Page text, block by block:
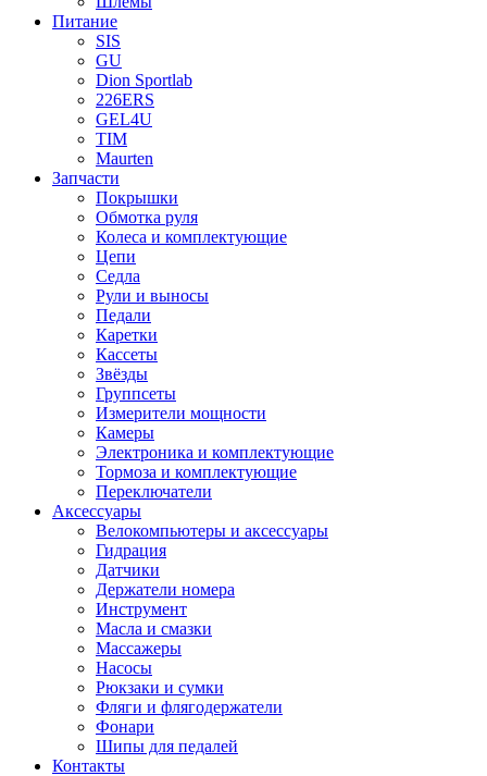
Питание
SIS
GU
Dion Sportlab
226ERS
GEL4U
TIM
Maurten
Запчасти
Покрышки
Обмотка руля
Колеса и комплектующие
Цепи
Седла
Рули и выносы
Педали
Каретки
Кассеты
Звёзды
Группсеты
Измерители мощности
Камеры
Электроника и комплектующие
Тормоза и комплектующие
Переключатели
Аксессуары
Велокомпьютеры и аксессуары
Гидрация
Датчики
Держатели номера
Инструмент
Масла и смазки
Массажеры
Насосы
Рюкзаки и сумки
Фляги и флягодержатели
Фонари
Шипы для педалей
Контакты